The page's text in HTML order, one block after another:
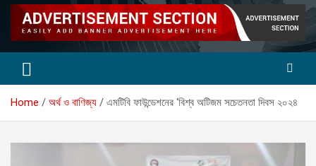
Home অর্থ ও বাণিজ্য এমটিবি ফাউন্ডেশনের ‘বিশ্ব অটিজম সচেতনতা দিবস ২০২৪